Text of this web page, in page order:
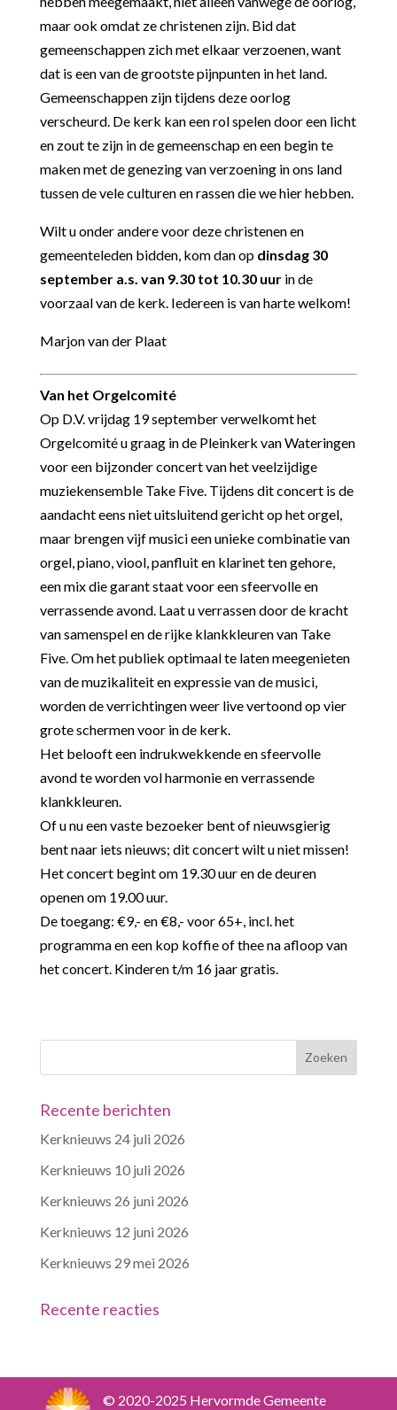
maar ook omdat ze christenen zijn. Bid dat
gemeenschappen zich met elkaar verzoenen, want
dat is een van de grootste pijnpunten in het land.
Gemeenschappen zijn tijdens deze oorlog
verscheurd. De kerk kan een rol spelen door een licht
en zout te zijn in de gemeenschap en een begin te
maken met de genezing van verzoening in ons land
tussen de vele culturen en rassen die we hier hebben.
Wilt u onder andere voor deze christenen en
gemeenteleden bidden, kom dan op dinsdag 30
september a.s. van 9.30 tot 10.30 uur in de
voorzaal van de kerk. Iedereen is van harte welkom!
Marjon van der Plaat
Van het Orgelcomité
Op D.V. vrijdag 19 september verwelkomt het
Orgelcomité u graag in de Pleinkerk van Wateringen
voor een bijzonder concert van het veelzijdige
muziekensemble Take Five. Tijdens dit concert is de
aandacht eens niet uitsluitend gericht op het orgel,
maar brengen vijf musici een unieke combinatie van
orgel, piano, viool, panfluit en klarinet ten gehore,
een mix die garant staat voor een sfeervolle en
verrassende avond. Laat u verrassen door de kracht
van samenspel en de rijke klankkleuren van Take
Five. Om het publiek optimaal te laten meegenieten
van de muzikaliteit en expressie van de musici,
worden de verrichtingen weer live vertoond op vier
grote schermen voor in de kerk.
Het belooft een indrukwekkende en sfeervolle
avond te worden vol harmonie en verrassende
klankkleuren.
Of u nu een vaste bezoeker bent of nieuwsgierig
bent naar iets nieuws; dit concert wilt u niet missen!
Het concert begint om 19.30 uur en de deuren
openen om 19.00 uur.
De toegang: €9,- en €8,- voor 65+, incl. het
programma en een kop koffie of thee na afloop van
het concert. Kinderen t/m 16 jaar gratis.
Recente berichten
Kerknieuws 24 juli 2026
Kerknieuws 10 juli 2026
Kerknieuws 26 juni 2026
Kerknieuws 12 juni 2026
Kerknieuws 29 mei 2026
Recente reacties
© 2020-2025 Hervormde Gemeente